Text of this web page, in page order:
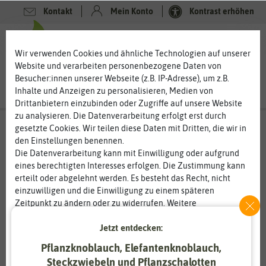
Kontakt Mein Konto Kontrast erhöhen
Wir verwenden Cookies und ähnliche Technologien auf unserer
Website und verarbeiten personenbezogene Daten von
Besucher:innen unserer Webseite (z.B. IP-Adresse), um z.B.
Inhalte und Anzeigen zu personalisieren, Medien von
Drittanbietern einzubinden oder Zugriffe auf unsere Website
zu analysieren. Die Datenverarbeitung erfolgt erst durch
gesetzte Cookies. Wir teilen diese Daten mit Dritten, die wir in
den Einstellungen benennen.
Die Datenverarbeitung kann mit Einwilligung oder aufgrund
eines berechtigten Interesses erfolgen. Die Zustimmung kann
erteilt oder abgelehnt werden. Es besteht das Recht, nicht
einzuwilligen und die Einwilligung zu einem späteren
Zeitpunkt zu ändern oder zu widerrufen. Weitere
Informationen zur Verwendung personenbezogener Daten und
den Diensten erklären wir in unsererDaten­schutz­erklärung
Essenziell Statistik
Jetzt entdecken:
Pflanzknoblauch, Elefantenknoblauch,
Steckzwiebeln und Pflanzschalotten